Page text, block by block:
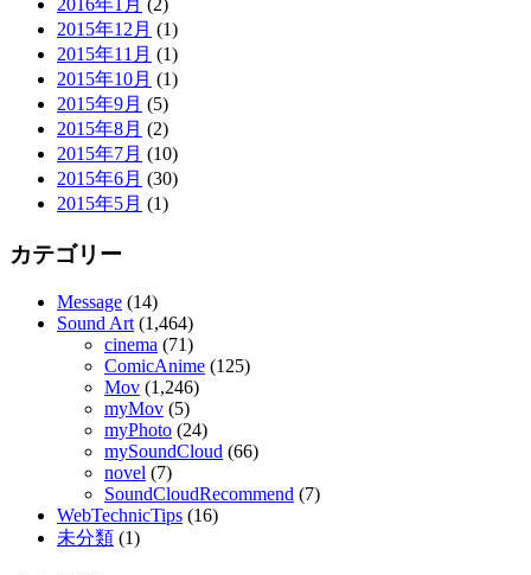
2016年1月 (2)
2015年12月 (1)
2015年11月 (1)
2015年10月 (1)
2015年9月 (5)
2015年8月 (2)
2015年7月 (10)
2015年6月 (30)
2015年5月 (1)
カテゴリー
Message (14)
Sound Art(1,464)
cinema (71)
ComicAnime (125)
Mov (1,246)
myMov (5)
myPhoto (24)
mySoundCloud (66)
novel (7)
SoundCloudRecommend (7)
WebTechnicTips (16)
未分類 (1)